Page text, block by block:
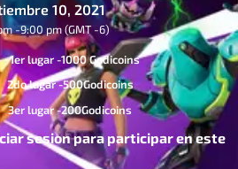
10, 2021
-9:00 pm (GMT -6)
1er lugar -1000 Godicoins
2do lugar -500Godicoins
3er lugar -200Godicoins
sesion para participar en este